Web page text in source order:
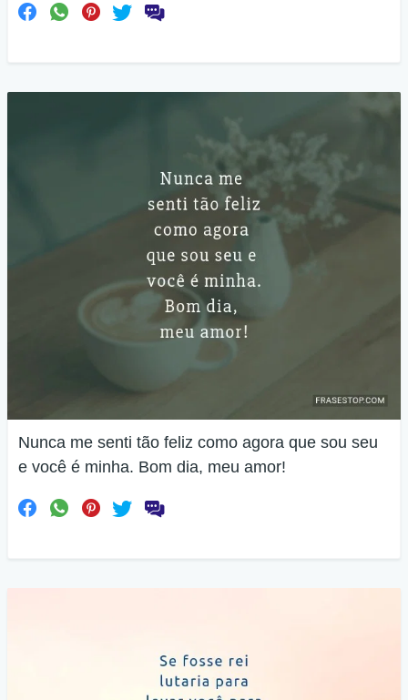
Nunca me senti tão feliz como agora que sou seu
e você é minha. Bom dia, meu amor!